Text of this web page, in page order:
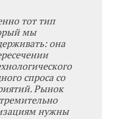
тот тип
мы
она
спроса со
Рынок
нужны